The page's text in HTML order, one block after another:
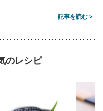
記事を読む >
のレシピ